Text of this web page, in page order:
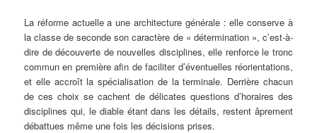
La réforme actuelle a une architecture générale : elle conserve à
la classe de seconde son caractère de « détermination », c’est-à-
dire de découverte de nouvelles disciplines, elle renforce le tronc
commun en première afin de faciliter d’éventuelles réorientations,
et elle accroît la spécialisation de la terminale. Derrière chacun
de ces choix se cachent de délicates questions d’horaires des
disciplines qui, le diable étant dans les détails, restent âprement
débattues même une fois les décisions prises.